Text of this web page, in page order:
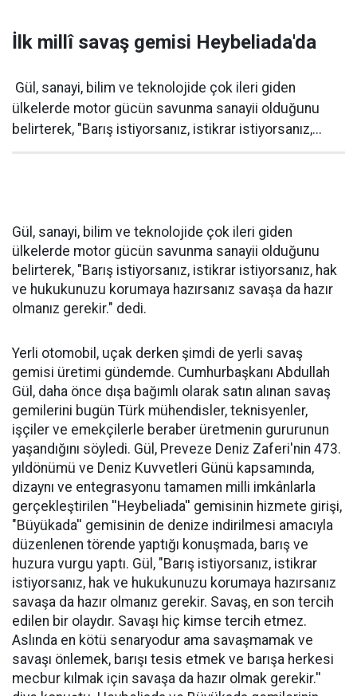
İlk millî savaş gemisi Heybeliada'da
Gül, sanayi, bilim ve teknolojide çok ileri giden
ülkelerde motor gücün savunma sanayii olduğunu
belirterek, "Barış istiyorsanız, istikrar istiyorsanız,...
Gül, sanayi, bilim ve teknolojide çok ileri giden
ülkelerde motor gücün savunma sanayii olduğunu
belirterek, "Barış istiyorsanız, istikrar istiyorsanız, hak
ve hukukunuzu korumaya hazırsanız savaşa da hazır
olmanız gerekir." dedi.
Yerli otomobil, uçak derken şimdi de yerli savaş
gemisi üretimi gündemde. Cumhurbaşkanı Abdullah
Gül, daha önce dışa bağımlı olarak satın alınan savaş
gemilerini bugün Türk mühendisler, teknisyenler,
işçiler ve emekçilerle beraber üretmenin gururunun
yaşandığını söyledi. Gül, Preveze Deniz Zaferi'nin 473.
yıldönümü ve Deniz Kuvvetleri Günü kapsamında,
dizaynı ve entegrasyonu tamamen milli imkânlarla
gerçekleştirilen ''Heybeliada'' gemisinin hizmete girişi,
"Büyükada'' gemisinin de denize indirilmesi amacıyla
düzenlenen törende yaptığı konuşmada, barış ve
huzura vurgu yaptı. Gül, "Barış istiyorsanız, istikrar
istiyorsanız, hak ve hukukunuzu korumaya hazırsanız
savaşa da hazır olmanız gerekir. Savaş, en son tercih
edilen bir olaydır. Savaşı hiç kimse tercih etmez.
Aslında en kötü senaryodur ama savaşmamak ve
savaşı önlemek, barışı tesis etmek ve barışa herkesi
mecbur kılmak için savaşa da hazır olmak gerekir.''